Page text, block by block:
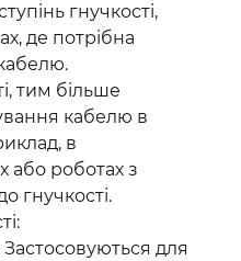
гнучкості,
де потрібна
тим більше
кабелю в
в
або роботах з
гнучкості.
для